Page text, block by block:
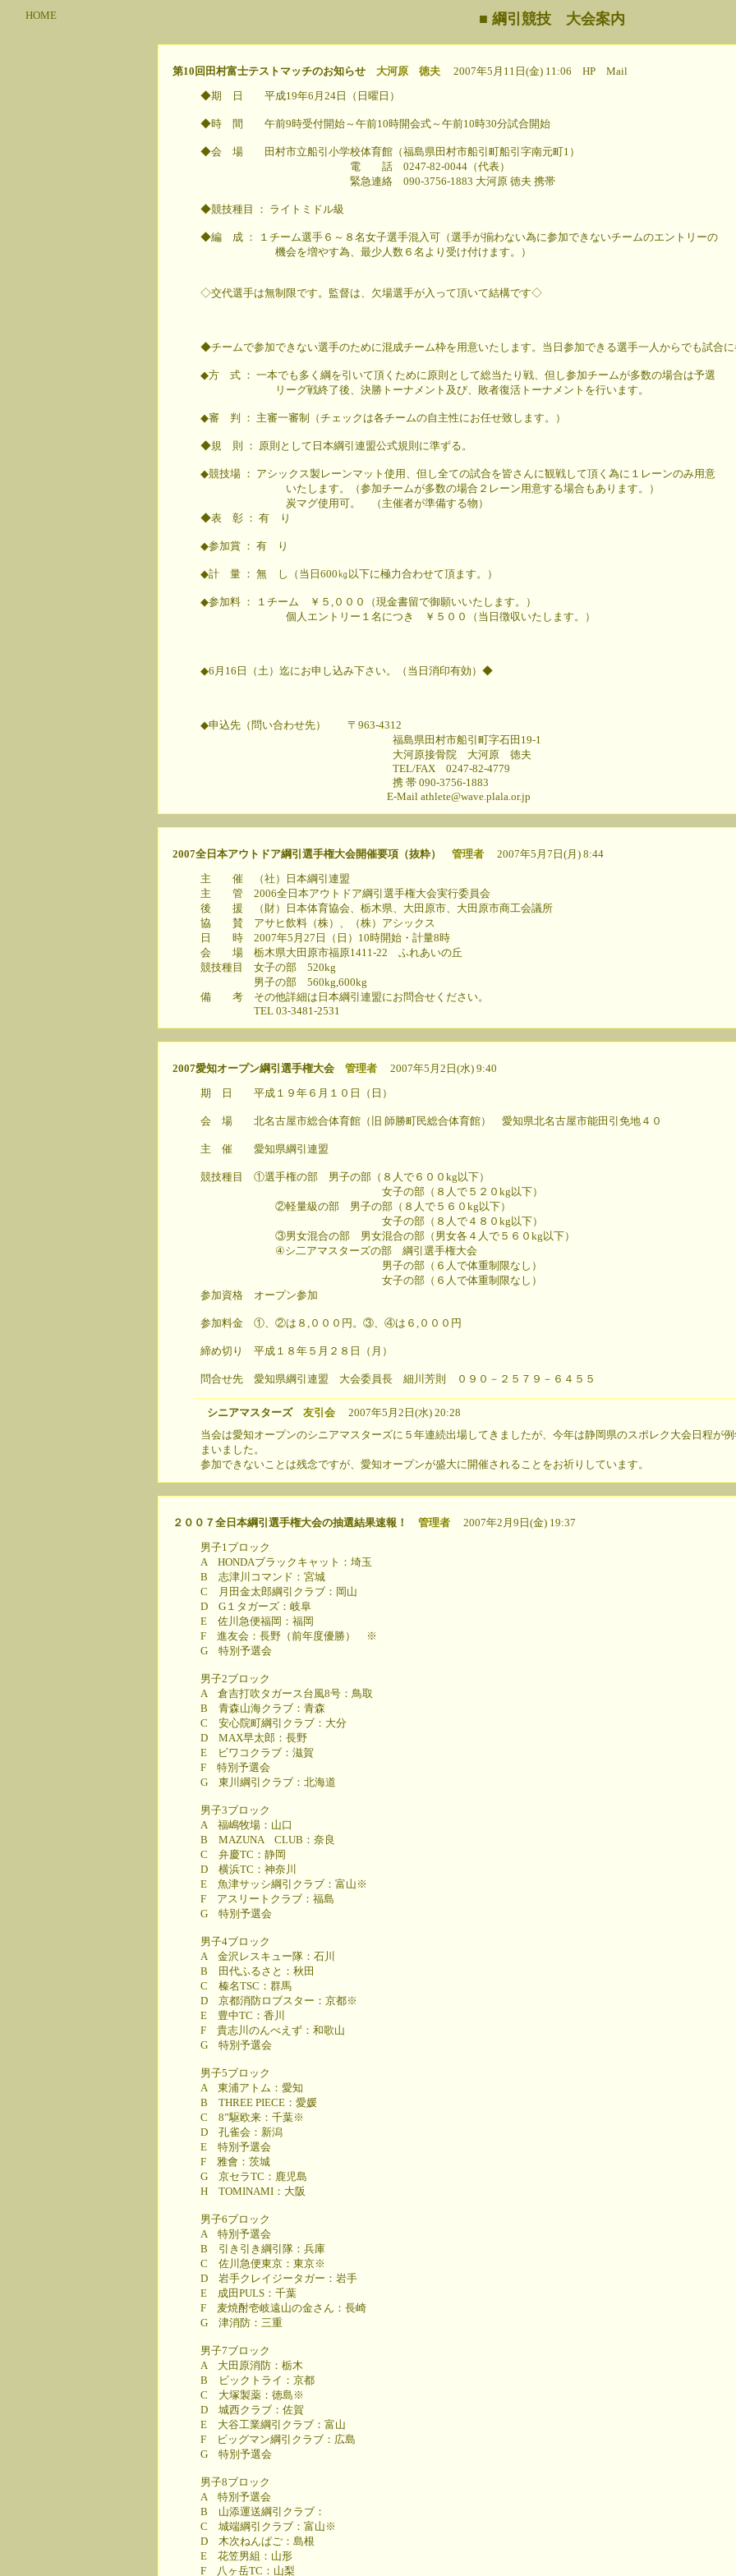
HOME ■ 綱引競技 大会案内
第10回田村富士テストマッチのお知らせ 大河原 徳夫 2007年5月11日(金) 11:06 HP
Mail
◆期 日 平成19年6月24日（日曜日）
◆時 間 午前9時受付開始～午前10時開会式～午前10時30分試合開始
◆会 場 田村市立船引小学校体育館（福島県田村市船引町船引字南元町1）
電 話 0247-82-0044（代表）
緊急連絡 090-3756-1883 大河原 徳夫 携帯
◆競技種目 ： ライトミドル級
◆編 成 ： １チーム選手６～８名女子選手混入可（選手が揃わない為に参加できないチームのエントリーの
機会を増やす為、最少人数６名より受け付けます。）
◇交代選手は無制限です。監督は、欠場選手が入って頂いて結構です◇
◆チームで参加できない選手のために混成チーム枠を用意いたします。当日参加できる選手一人からでも試合
◆方 式 ： 一本でも多く綱を引いて頂くために原則として総当たり戦、但し参加チームが多数の場合は予選
リーグ戦終了後、決勝トーナメント及び、敗者復活トーナメントを行います。
◆審 判 ： 主審一審制（チェックは各チームの自主性にお任せ致します。）
◆規 則 ： 原則として日本綱引連盟公式規則に準ずる。
◆競技場 ： アシックス製レーンマット使用、但し全ての試合を皆さんに観戦して頂く為に１レーンのみ用意
いたします。（参加チームが多数の場合２レーン用意する場合もあります。）
炭マグ使用可。 （主催者が準備する物）
◆表 彰 ： 有 り
◆参加賞 ： 有 り
◆計 量 ： 無 し（当日600㎏以下に極力合わせて頂ます。）
◆参加料 ： １チーム ￥５,０００（現金書留で御願いいたします。）
個人エントリー１名につき ￥５００（当日徴収いたします。）
◆6月16日（土）迄にお申し込み下さい。（当日消印有効）◆
◆申込先（問い合わせ先） 〒963-4312
福島県田村市船引町字石田19-1
大河原接骨院 大河原 徳夫
TEL/FAX 0247-82-4779
携 帯 090-3756-1883
E-Mail athlete@wave.plala.or.jp
2007全日本アウトドア綱引選手権大会開催要項（抜粋） 管理者 2007年5月7日(月) 8:44
主 催 （社）日本綱引連盟
主 管 2006全日本アウトドア綱引選手権大会実行委員会
後 援 （財）日本体育協会、栃木県、大田原市、大田原市商工会議所
協 賛 アサヒ飲料（株）、（株）アシックス
日 時 2007年5月27日（日）10時開始・計量8時
会 場 栃木県大田原市福原1411-22 ふれあいの丘
競技種目 女子の部 520kg
男子の部 560kg,600kg
備 考 その他詳細は日本綱引連盟にお問合せください。
TEL 03-3481-2531
2007愛知オープン綱引選手権大会 管理者 2007年5月2日(水) 9:40
期 日 平成１９年６月１０日（日）
会 場 北名古屋市総合体育館（旧 師勝町民総合体育館） 愛知県北名古屋市能田引免地４０
主 催 愛知県綱引連盟
競技種目 ①選手権の部 男子の部（８人で６００kg以下）
女子の部（８人で５２０kg以下）
②軽量級の部 男子の部（８人で５６０kg以下）
女子の部（８人で４８０kg以下）
③男女混合の部 男女混合の部（男女各４人で５６０kg以下）
④シ二アマスターズの部 綱引選手権大会
男子の部（６人で体重制限なし）
女子の部（６人で体重制限なし）
参加資格 オープン参加
参加料金 ①、②は８,０００円。③、④は６,０００円
締め切り 平成１８年５月２８日（月）
問合せ先 愛知県綱引連盟 大会委員長 細川芳則 ０９０－２５７９－６４５５
シニアマスターズ 友引会2007年5月2日(水) 20:28
当会は愛知オープンのシニアマスターズに５年連続出場してきましたが、今年は静岡県のスポレク大会日程が
まいました。
参加できないことは残念ですが、愛知オープンが盛大に開催されることをお祈りしています。
２００７全日本綱引選手権大会の抽選結果速報！ 管理者 2007年2月9日(金) 19:37
男子1ブロック
A HONDAブラックキャット：埼玉
B 志津川コマンド：宮城
C 月田金太郎綱引クラブ：岡山
D G１タガーズ：岐阜
E 佐川急便福岡：福岡
F 進友会：長野（前年度優勝） ※
G 特別予選会
男子2ブロック
A 倉吉打吹タガース台風8号：鳥取
B 青森山海クラブ：青森
C 安心院町綱引クラブ：大分
D MAX早太郎：長野
E ビワコクラブ：滋賀
F 特別予選会
G 東川綱引クラブ：北海道
男子3ブロック
A 福嶋牧場：山口
B MAZUNA CLUB：奈良
C 弁慶TC：静岡
D 横浜TC：神奈川
E 魚津サッシ綱引クラブ：富山※
F アスリートクラブ：福島
G 特別予選会
男子4ブロック
A 金沢レスキュー隊：石川
B 田代ふるさと：秋田
C 榛名TSC：群馬
D 京都消防ロブスター：京都※
E 豊中TC：香川
F 貴志川のんべえず：和歌山
G 特別予選会
男子5ブロック
A 東浦アトム：愛知
B THREE PIECE：愛媛
C 8”駆欧来：千葉※
D 孔雀会：新潟
E 特別予選会
F 雅會：茨城
G 京セラTC：鹿児島
H TOMINAMI：大阪
男子6ブロック
A 特別予選会
B 引き引き綱引隊：兵庫
C 佐川急便東京：東京※
D 岩手クレイジータガー：岩手
E 成田PULS：千葉
F 麦焼酎壱岐遠山の金さん：長崎
G 津消防：三重
男子7ブロック
A 大田原消防：栃木
B ビックトライ：京都
C 大塚製薬：徳島※
D 城西クラブ：佐賀
E 大谷工業綱引クラブ：富山
F ビッグマン綱引クラブ：広島
G 特別予選会
男子8ブロック
A 特別予選会
B 山添運送綱引クラブ：
C 城端綱引クラブ：富山※
D 木次ねんぱご：島根
E 花笠男組：山形
F 八ヶ岳TC：山梨